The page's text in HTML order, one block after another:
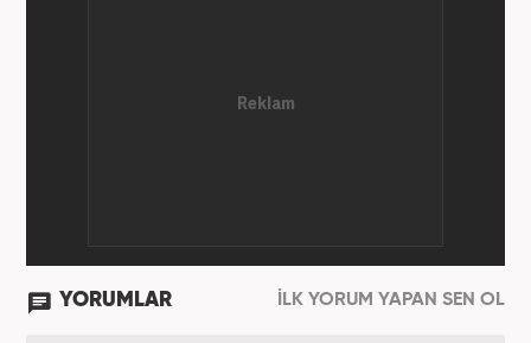
YORUMLAR İLK YORUM YAPAN SEN OL